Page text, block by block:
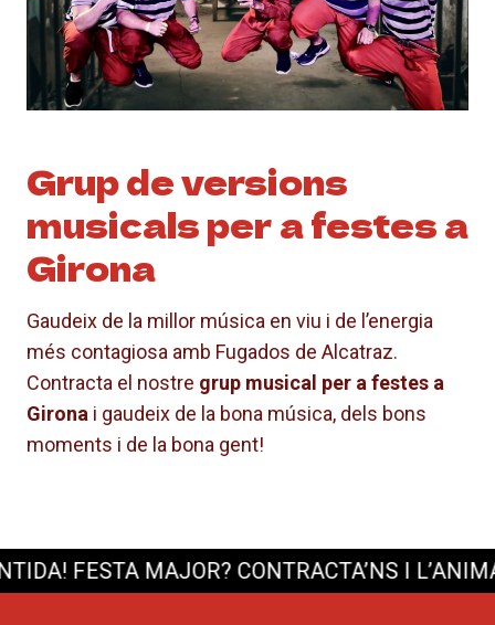
Grup de versions
musicals per a festes a
Girona
Gaudeix de la millor música en viu i de l’energia
més contagiosa amb Fugados de Alcatraz.
Contracta el nostre grup musical per a festes a
Girona i gaudeix de la bona música, dels bons
moments i de la bona gent!
FESTA MAJOR? CONTRACTA’NS I